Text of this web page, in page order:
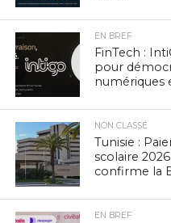
EN BREF
FinTech :
pour
numériques
NON CLASSÉ
Tunisie :
scolaire
confirme la
EN BREF